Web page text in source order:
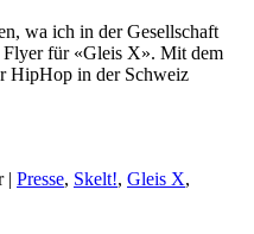
wa ich in der Gesellschaft
Flyer für «Gleis X». Mit dem
HipHop in der Schweiz
| Presse, Skelt!, Gleis X,